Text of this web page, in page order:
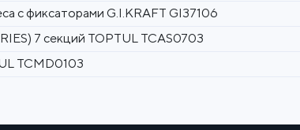
с фиксаторами G.I.KRAFT GI37106
7 секций TOPTUL TCAS0703
TCMD0103